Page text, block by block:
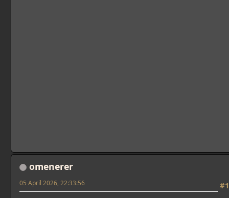
omenerer
#1
05 April 2026, 22:33:56